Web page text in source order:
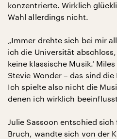
konzentrierte. Wirklich
Wahl allerdings nicht.
„Immer drehte sich bei mir
ich die Universität
keine klassische Musik.‘
Stevie Wonder – das sind
Ich spielte also nicht die
denen ich wirklich
Julie Sassoon entschied
Bruch, wandte sich von der